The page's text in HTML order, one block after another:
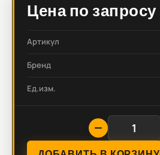
Цена по запросу
Артикул
Бренд
Ед.изм.